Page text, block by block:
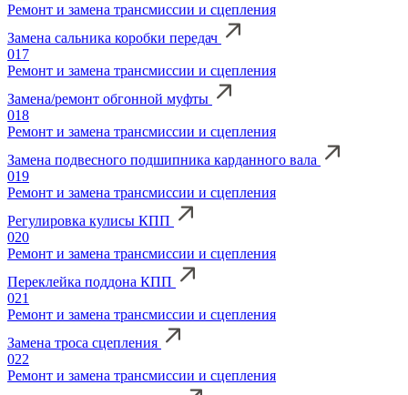
Ремонт и замена трансмиссии и сцепления
Замена сальника коробки передач
017
Ремонт и замена трансмиссии и сцепления
Замена/ремонт обгонной муфты
018
Ремонт и замена трансмиссии и сцепления
Замена подвесного подшипника карданного вала
019
Ремонт и замена трансмиссии и сцепления
Регулировка кулисы КПП
020
Ремонт и замена трансмиссии и сцепления
Переклейка поддона КПП
021
Ремонт и замена трансмиссии и сцепления
Замена троса сцепления
022
Ремонт и замена трансмиссии и сцепления